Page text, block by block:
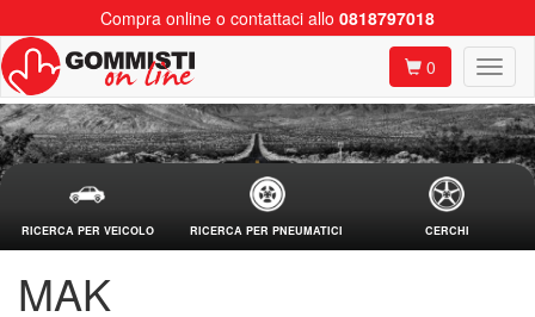
Compra online o contattaci allo 0818797018
0
RICERCA PER VEICOLO RICERCA PER PNEUMATICI CERCHI
MAK